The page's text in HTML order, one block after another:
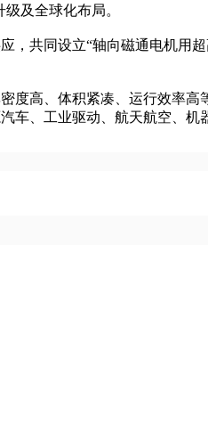
及全球化布局。
共同设立“轴向磁通电机用
度高、体积紧凑、运行效率
车、工业驱动、航天航空、机